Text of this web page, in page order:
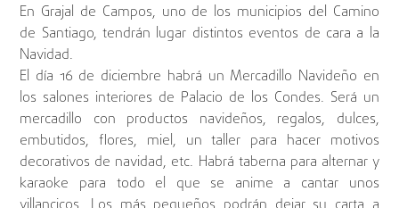
En Grajal de Campos, uno de los municipios del Camino
de Santiago, tendrán lugar distintos eventos de cara a la
Navidad.
El día 16 de diciembre habrá un Mercadillo Navideño en
los salones interiores de Palacio de los Condes. Será un
mercadillo con productos navideños, regalos, dulces,
embutidos, flores, miel, un taller para hacer motivos
decorativos de navidad, etc. Habrá taberna para alternar y
karaoke para todo el que se anime a cantar unos